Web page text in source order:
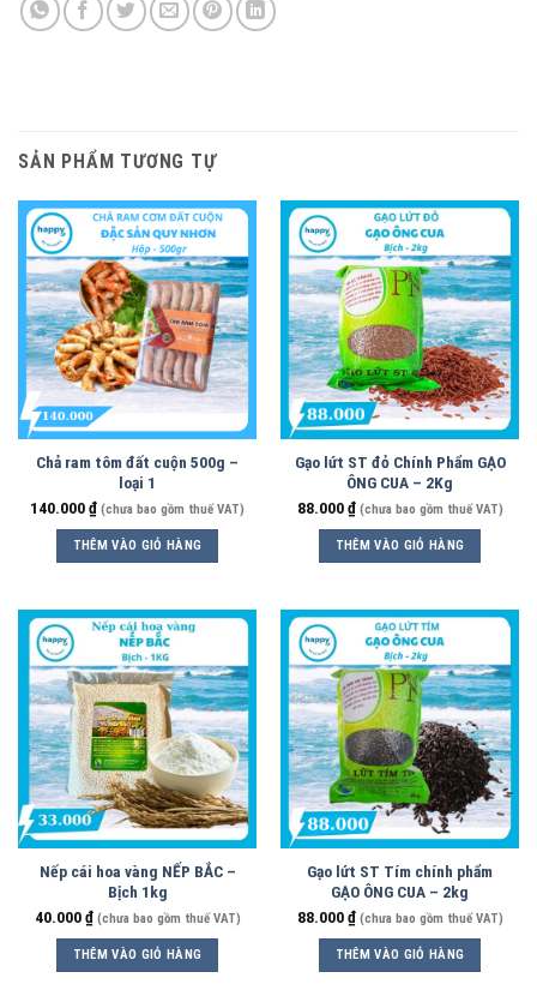
SẢN PHẨM TƯƠNG TỰ
Chả ram tôm đất cuộn 500g –
loại 1
140.000₫ (chưa bao gồm thuế VAT)
THÊM VÀO GIỎ HÀNG
Gạo lứt ST đỏ Chính Phẩm GẠO
ÔNG CUA – 2Kg
88.000₫ (chưa bao gồm thuế VAT)
THÊM VÀO GIỎ HÀNG
Nếp cái hoa vàng NẾP BẮC –
Bịch 1kg
40.000₫ (chưa bao gồm thuế VAT)
THÊM VÀO GIỎ HÀNG
Gạo lứt ST Tím chính phẩm
GẠO ÔNG CUA – 2kg
88.000₫ (chưa bao gồm thuế VAT)
THÊM VÀO GIỎ HÀNG